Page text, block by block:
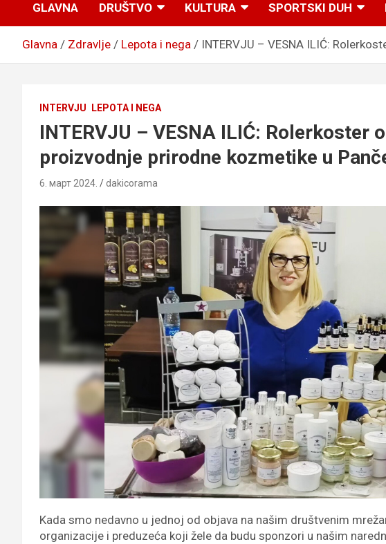
GLAVNA DRUŠTVO KULTURA SPORTSKI DUH
Glavna Zdravlje Lepota i nega INTERVJU – VESNA ILIĆ:
INTERVJU LEPOTA I NEGA
INTERVJU – VESNA ILIĆ: Rolerkoster
proizvodnje prirodne kozmetike u
6. март 2024. dakicorama
Kada smo nedavno u jednoj od objava na našim društvenim
organizacije i preduzeća koji žele da budu sponzori u našim